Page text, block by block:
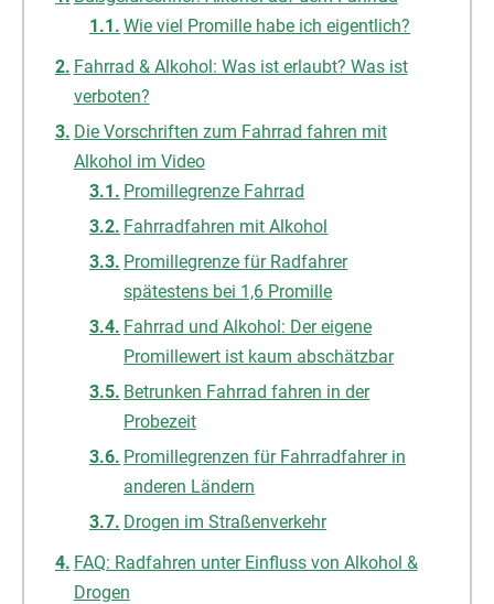
Wie viel Promille habe ich eigentlich?
Fahrrad & Alkohol: Was ist erlaubt? Was ist
verboten?
Die Vorschriften zum Fahrrad fahren mit
Alkohol im Video
Promillegrenze Fahrrad
Fahrradfahren mit Alkohol
Promillegrenze für Radfahrer
spätestens bei 1,6 Promille
Fahrrad und Alkohol: Der eigene
Promillewert ist kaum abschätzbar
Betrunken Fahrrad fahren in der
Probezeit
Promillegrenzen für Fahrradfahrer in
anderen Ländern
Drogen im Straßenverkehr
FAQ: Radfahren unter Einfluss von Alkohol &
Drogen